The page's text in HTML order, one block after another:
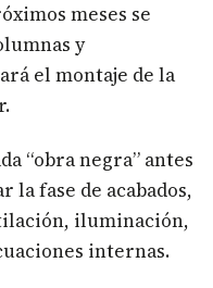
meses se
y
el montaje de la
“obra negra” antes
fase de acabados,
iluminación,
internas.